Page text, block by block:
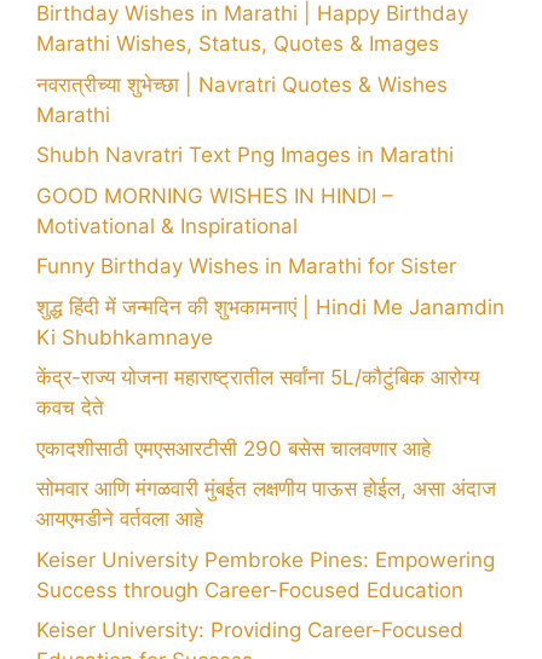
Birthday Wishes in Marathi | Happy Birthday
Marathi Wishes, Status, Quotes & Images
नवरात्रीच्या शुभेच्छा | Navratri Quotes & Wishes
Marathi
Shubh Navratri Text Png Images in Marathi
GOOD MORNING WISHES IN HINDI –
Motivational & Inspirational
Funny Birthday Wishes in Marathi for Sister
शुद्ध हिंदी में जन्मदिन की शुभकामनाएं | Hindi Me Janamdin
Ki Shubhkamnaye
केंद्र-राज्य योजना महाराष्ट्रातील सर्वांना 5L/कौटुंबिक आरोग्य
कवच देते
एकादशीसाठी एमएसआरटीसी 290 बसेस चालवणार आहे
सोमवार आणि मंगळवारी मुंबईत लक्षणीय पाऊस होईल, असा अंदाज
आयएमडीने वर्तवला आहे
Keiser University Pembroke Pines: Empowering
Success through Career-Focused Education
Keiser University: Providing Career-Focused